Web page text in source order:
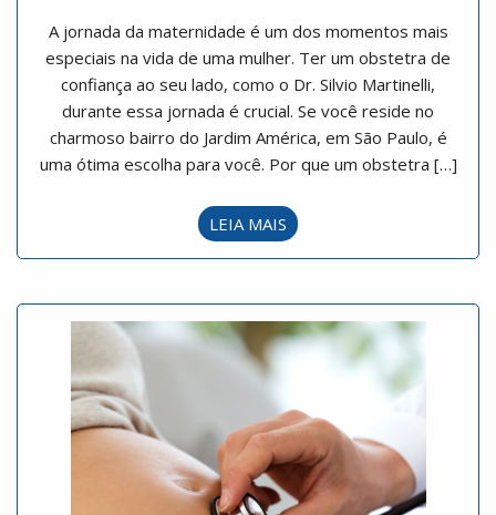
A jornada da maternidade é um dos momentos mais
especiais na vida de uma mulher. Ter um obstetra de
confiança ao seu lado, como o Dr. Silvio Martinelli,
durante essa jornada é crucial. Se você reside no
charmoso bairro do Jardim América, em São Paulo, é
uma ótima escolha para você. Por que um obstetra […]
LEIA MAIS